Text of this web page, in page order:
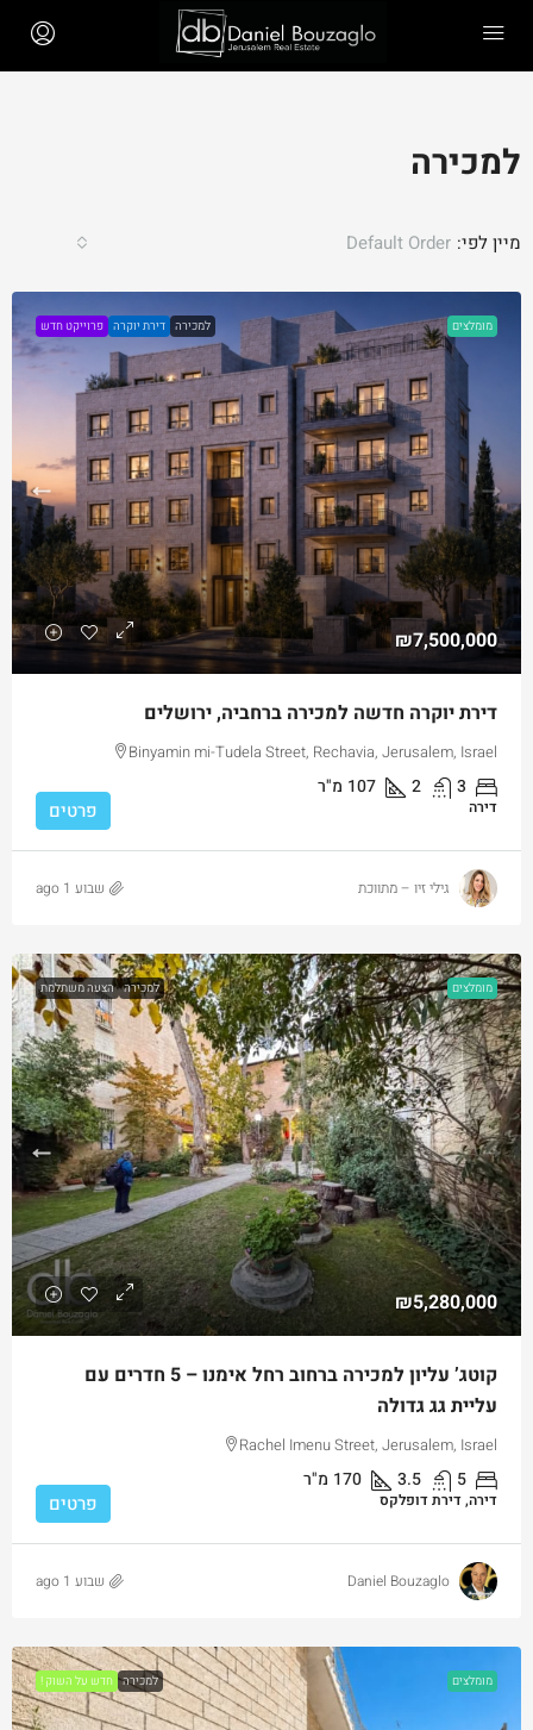
למכירה
מיין לפי: Default Order
מומלצים למכירה דירת יוקרה פרוייקט חדש
₪7,500,000
דירת יוקרה חדשה למכירה ברחביה, ירושלים
Binyamin mi-Tudela Street, Rechavia, Jerusalem, Israel
3
2
107 מ"ר
דירה פרטים
גילי זיו – מתווכת שבוע 1 ago
מומלצים למכירה הצעה משתלמת
₪5,280,000
קוטג’ עליון למכירה ברחוב רחל אימנו – 5 חדרים עם
עליית גג גדולה
Rachel Imenu Street, Jerusalem, Israel
5
3.5
170 מ"ר
דירה, דירת דופלקס פרטים
Daniel Bouzaglo שבוע 1 ago
מומלצים למכירה חדש על השוק !